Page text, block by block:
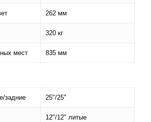
262 мм
320 кг
мест 835 мм
задние 25"/25"
12"/12" литые